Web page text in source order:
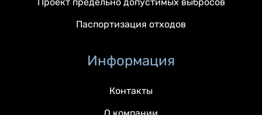
Паспортизация отходов
Информация
Контакты
О компании